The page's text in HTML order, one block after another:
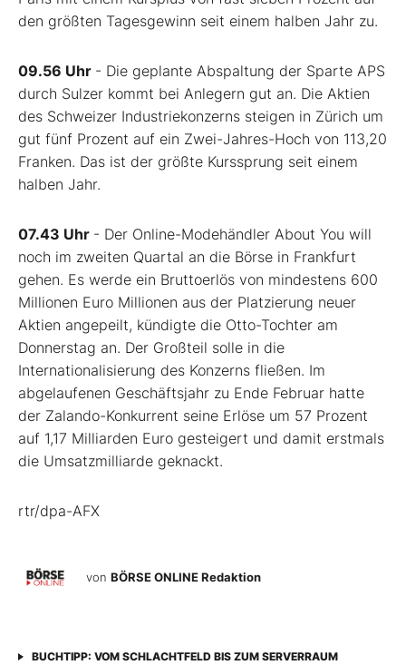
den größten Tagesgewinn seit einem halben Jahr zu.
09.56 Uhr - Die geplante Abspaltung der Sparte APS
durch Sulzer kommt bei Anlegern gut an. Die Aktien
des Schweizer Industriekonzerns steigen in Zürich um
gut fünf Prozent auf ein Zwei-Jahres-Hoch von 113,20
Franken. Das ist der größte Kurssprung seit einem
halben Jahr.
07.43 Uhr - Der Online-Modehändler About You will
noch im zweiten Quartal an die Börse in Frankfurt
gehen. Es werde ein Bruttoerlös von mindestens 600
Millionen Euro Millionen aus der Platzierung neuer
Aktien angepeilt, kündigte die Otto-Tochter am
Donnerstag an. Der Großteil solle in die
Internationalisierung des Konzerns fließen. Im
abgelaufenen Geschäftsjahr zu Ende Februar hatte
der Zalando-Konkurrent seine Erlöse um 57 Prozent
auf 1,17 Milliarden Euro gesteigert und damit erstmals
die Umsatzmilliarde geknackt.
rtr/dpa-AFX
von BÖRSE ONLINE Redaktion
BUCHTIPP: VOM SCHLACHTFELD BIS ZUM SERVERRAUM